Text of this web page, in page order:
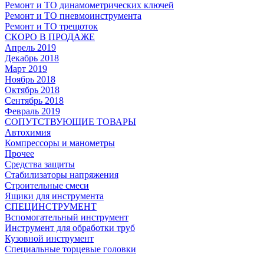
Ремонт и ТО динамометрических ключей
Ремонт и ТО пневмоинструмента
Ремонт и ТО трещоток
СКОРО В ПРОДАЖЕ
Апрель 2019
Декабрь 2018
Март 2019
Ноябрь 2018
Октябрь 2018
Сентябрь 2018
Февраль 2019
СОПУТСТВУЮЩИЕ ТОВАРЫ
Автохимия
Компрессоры и манометры
Прочее
Средства защиты
Стабилизаторы напряжения
Строительные смеси
Ящики для инструмента
СПЕЦИНСТРУМЕНТ
Вспомогательный инструмент
Инструмент для обработки труб
Кузовной инструмент
Специальные торцевые головки